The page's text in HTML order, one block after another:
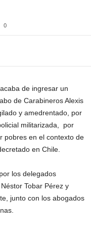
0
de ingresar un
de Carabineros Alexis
y amedrentado, por
militarizada, por
pobres en el contexto de
en Chile.
los delegados
Tobar Pérez y
junto con los abogados